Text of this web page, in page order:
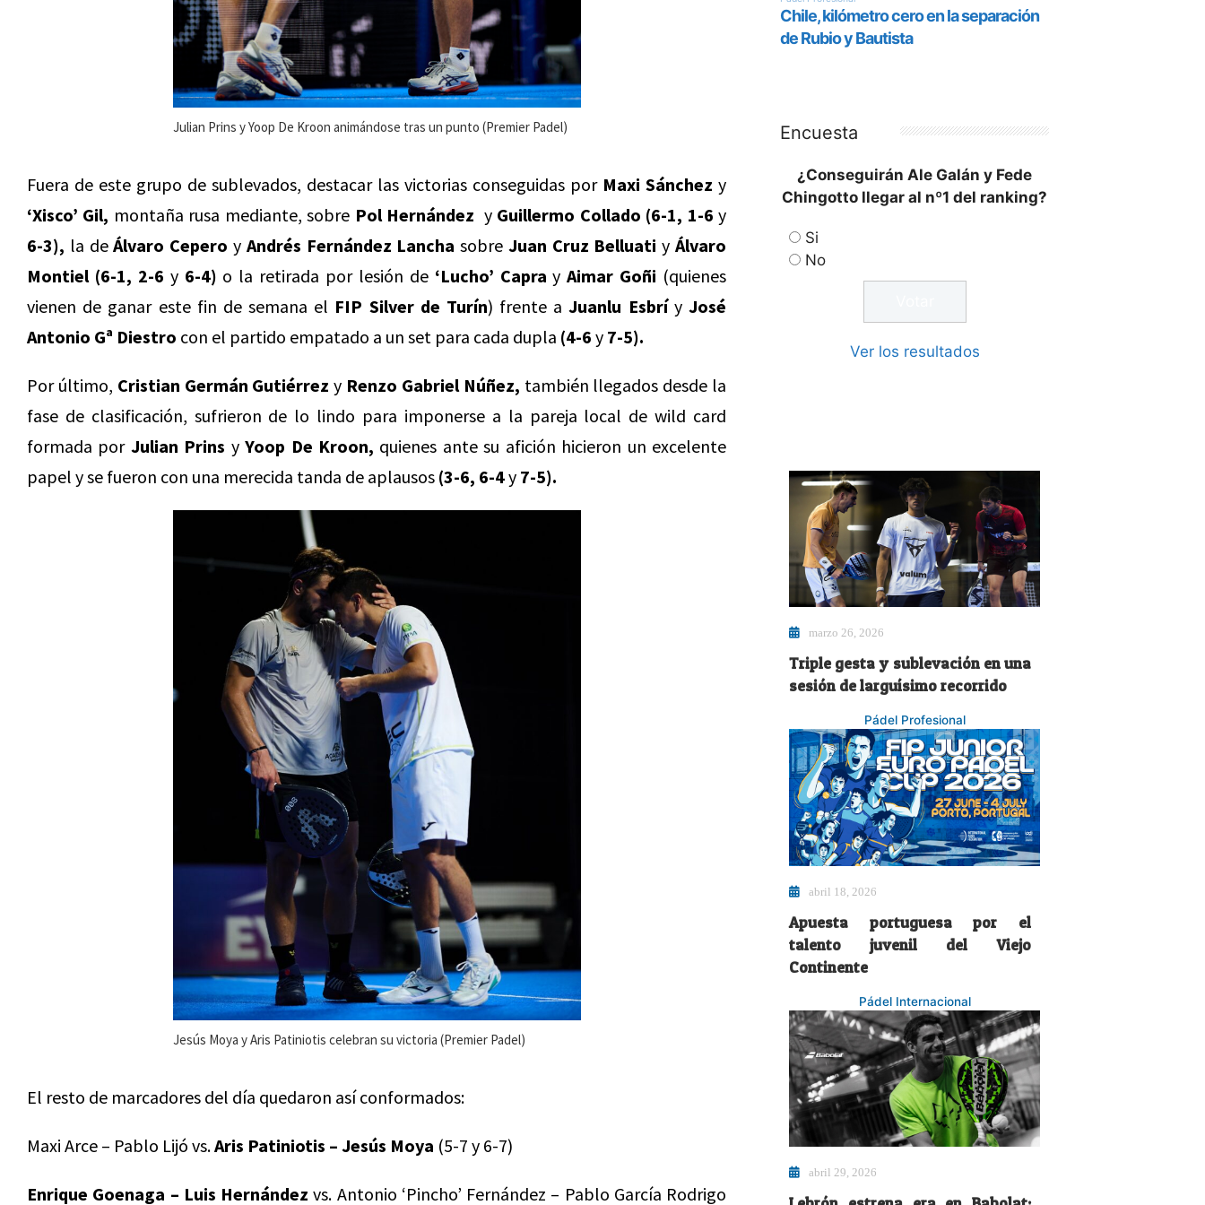
Julian Prins y Yoop De Kroon animándose tras un punto (Premier Padel)
Fuera de este grupo de sublevados, destacar las victorias conseguidas por Maxi Sánchez y
‘Xisco’ Gil, montaña rusa mediante, sobre Pol Hernández y Guillermo Collado (6-1, 1-6 y
6-3), la deÁlvaro Cepero y Andrés Fernández Lancha sobre Juan Cruz Belluati yÁlvaro
Montiel (6-1, 2-6 y 6-4) o la retirada por lesión de ‘Lucho’ Capra yAimar Goñi (quienes
vienen de ganar este fin de semana el FIP Silver de Turín) frente aJuanlu EsbríyJosé
Antonio Gª Diestro con el partido empatado a un set para cada dupla (4-6 y 7-5).
Por último, Cristian Germán Gutiérrez y Renzo Gabriel Núñez, también llegados desde la
fase de clasificación, sufrieron de lo lindo para imponerse a la pareja local de wild card
formada porJulian Prins yYoop De Kroon, quienes ante su afición hicieron un excelente
papel y se fueron con una merecida tanda de aplausos (3-6, 6-4y 7-5).
Jesús Moya y Aris Patiniotis celebran su victoria (Premier Padel)
El resto de marcadores del día quedaron así conformados:
Maxi Arce – Pablo Lijó vs.Aris Patiniotis – Jesús Moya (5-7 y 6-7)
Enrique Goenaga – Luis Hernández vs. Antonio ‘Pincho’ Fernández – Pablo García Rodrigo
Encuesta
¿Conseguirán Ale Galán y Fede
Chingotto llegar al nº1 del ranking?
Si
No
Ver los resultados
marzo 26, 2026
Triple gesta y sublevación en una
sesión de larguísimo recorrido
Pádel Profesional
abril 18, 2026
Apuesta portuguesa por el
talento juvenil del Viejo
Continente
Pádel Internacional
abril 29, 2026